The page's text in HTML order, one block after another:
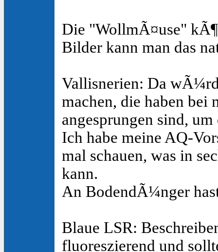
Die "WollmÃ¤use"
Bilder kann man das
Vallisnerien: Da
machen, die haben bei
angesprungen sind,
Ich habe meine AQ-
mal schauen, was in
kann.
An BodendÃ¼nger
Blaue LSR:
fluoreszierend und